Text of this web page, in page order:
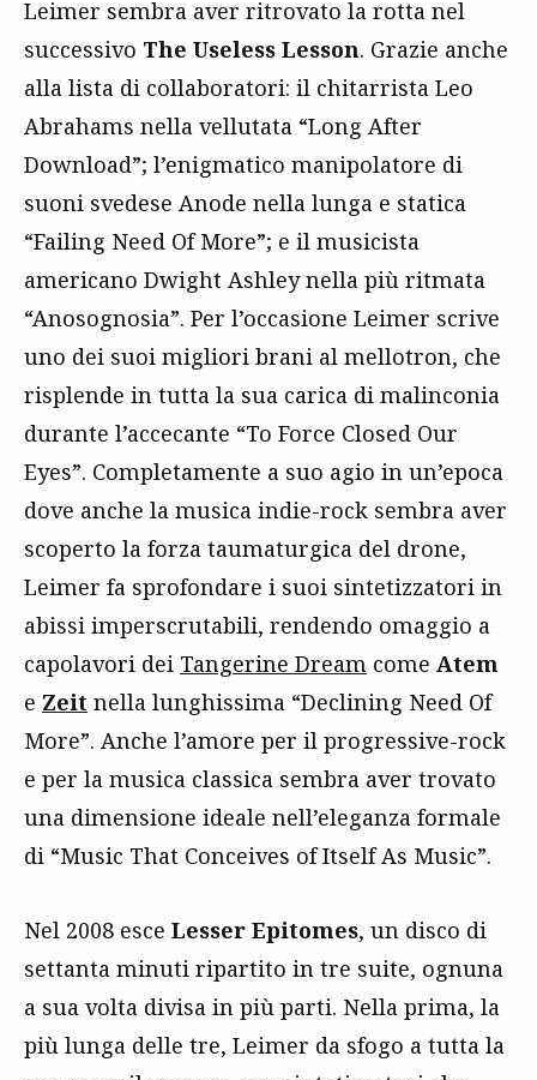
Leimer sembra aver ritrovato la rotta nel
successivo The Useless Lesson. Grazie anche
alla lista di collaboratori: il chitarrista Leo
Abrahams nella vellutata “Long After
Download”; l’enigmatico manipolatore di
suoni svedese Anode nella lunga e statica
“Failing Need Of More”; e il musicista
americano Dwight Ashley nella più ritmata
“Anosognosia”. Per l’occasione Leimer scrive
uno dei suoi migliori brani al mellotron, che
risplende in tutta la sua carica di malinconia
durante l’accecante “To Force Closed Our
Eyes”. Completamente a suo agio in un’epoca
dove anche la musica indie-rock sembra aver
scoperto la forza taumaturgica del drone,
Leimer fa sprofondare i suoi sintetizzatori in
abissi imperscrutabili, rendendo omaggio a
capolavori dei Tangerine Dream come Atem
e Zeit nella lunghissima “Declining Need Of
More”. Anche l’amore per il progressive-rock
e per la musica classica sembra aver trovato
una dimensione ideale nell’eleganza formale
di “Music That Conceives of Itself As Music”.
Nel 2008 esce Lesser Epitomes, un disco di
settanta minuti ripartito in tre suite, ognuna
a sua volta divisa in più parti. Nella prima, la
più lunga delle tre, Leimer da sfogo a tutta la